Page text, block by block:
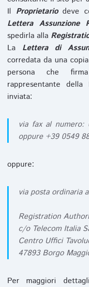
Il Proprietariodeve
Lettera Assunzione
spedirla alla
La Lettera di
corredata da una
persona che
rappresentante della
inviata:
via fax al numero:
oppure +39 0549
oppure:
via posta ordinaria
Registration
c/o Telecom Italia
Centro Uffici
47893 Borgo
Per maggiori